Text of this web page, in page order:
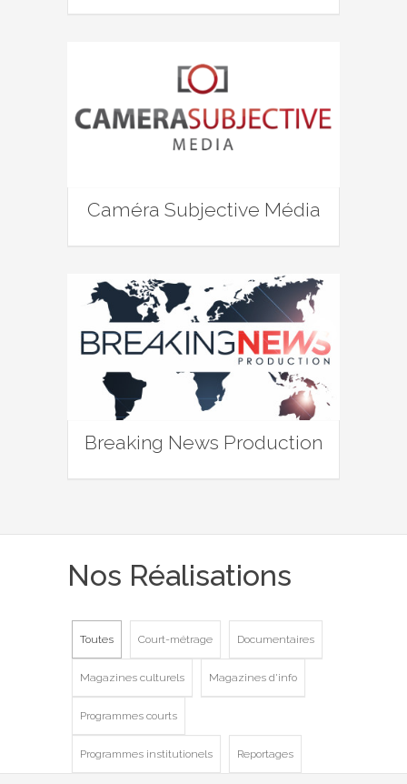
Caméra Subjective Média
Breaking News Production
Nos Réalisations
Toutes Court-métrage Documentaires
Magazines culturels Magazines d'info
Programmes courts
Programmes institutionels Reportages